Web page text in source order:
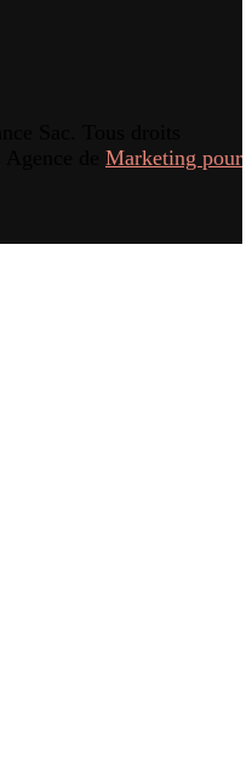
Marketing pour